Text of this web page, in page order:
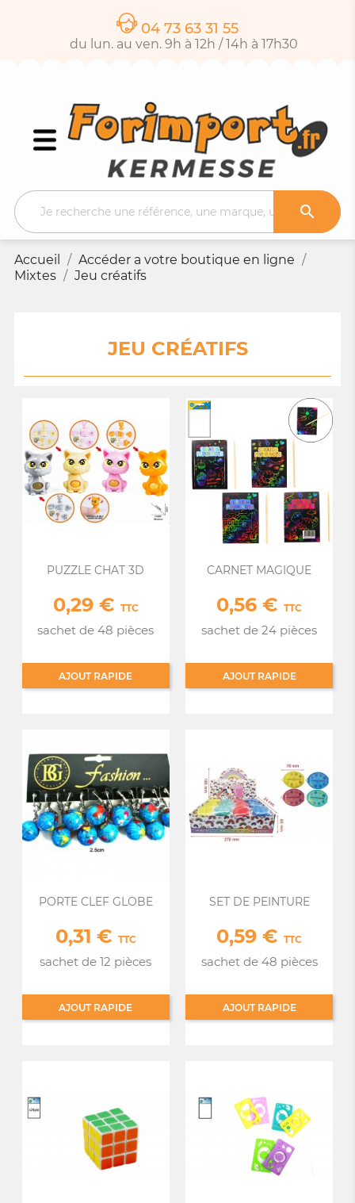
04 73 63 31 55
du lun. au ven. 9h à 12h / 14h à 17h30

Accueil
Accéder a votre boutique en ligne
Mixtes
Jeu créatifs
JEU CRÉATIFS
PUZZLE CHAT 3D
Prix
0,29 € TTC
sachet de 48 pièces
AJOUT RAPIDE
CARNET MAGIQUE
Prix
0,56 € TTC
sachet de 24 pièces
AJOUT RAPIDE
PORTE CLEF GLOBE
Prix
0,31 € TTC
sachet de 12 pièces
AJOUT RAPIDE
SET DE PEINTURE
Prix
0,59 € TTC
sachet de 48 pièces
AJOUT RAPIDE